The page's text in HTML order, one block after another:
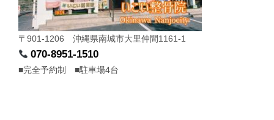
〒901-1206 沖縄県南城市大里仲間1161-1
070-8951-1510
■完全予約制 ■駐車場4台